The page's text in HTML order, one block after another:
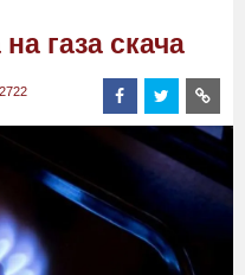
газа скача
2722